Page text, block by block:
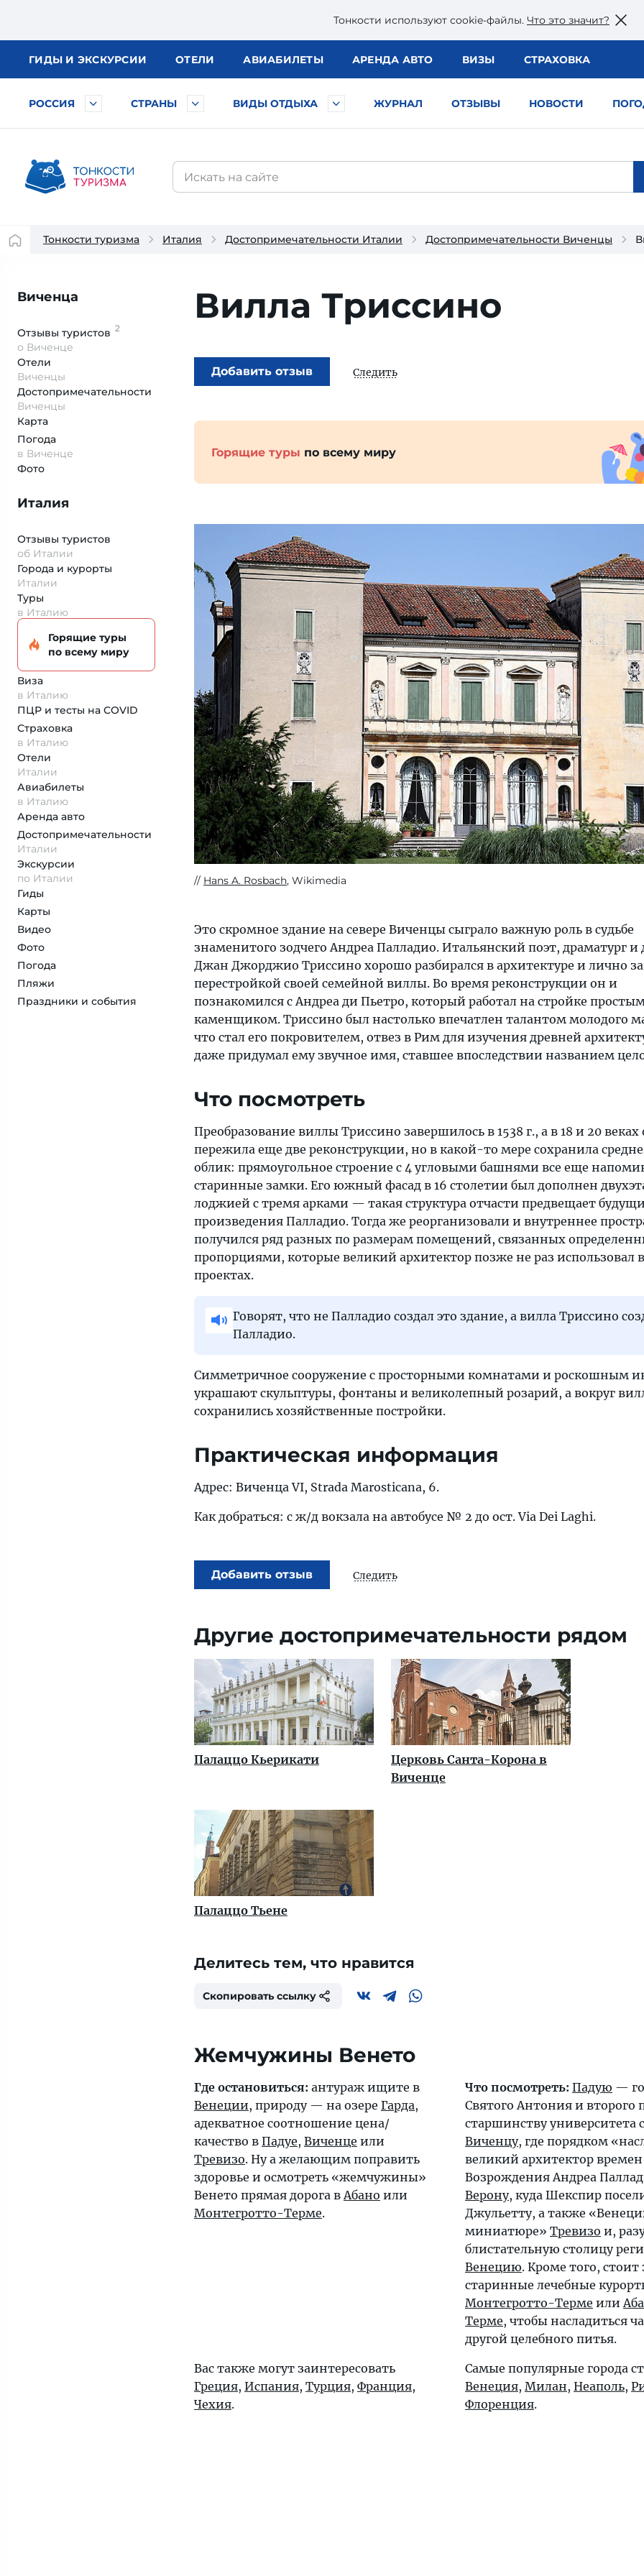
Тонкости используют сookie-файлы. Что это значит?
ГИДЫ И ЭКСКУРСИИ ОТЕЛИ АВИАБИЛЕТЫ АРЕНДА АВТО ВИЗЫ СТРАХОВКА
РОССИЯ СТРАНЫ ВИДЫ ОТДЫХА ЖУРНАЛ ОТЗЫВЫ НОВОСТИ
Тонкости туризма Италия Достопримечательности Италии Достопримечательности Виченцы
Виченца
Отзывы туристов 2
о Виченце
Отели
Виченцы
Достопримеча­тельности
Виченцы
Карта
Погода
в Виченце
Фото
Италия
Отзывы туристов
об Италии
Города и курорты
Италии
Туры
в Италию
Горящие туры
по всему миру
Виза
в Италию
ПЦР и тесты на COVID
Страховка
в Италию
Отели
Италии
Авиабилеты
в Италию
Аренда авто
Достопримеча­тельности
Италии
Экскурсии
по Италии
Гиды
Карты
Видео
Фото
Погода
Пляжи
Праздники и события
Вилла Триссино
Добавить отзыв Следить
Горящие туры по всему миру
Hans A. Rosbach, Wikimedia
Это скромное здание на севере Виченцы сыграло важную роль в судьбе
знаменитого зодчего Андреа Палладио. Итальянский поэт, драматург
Джан Джорджио Триссино хорошо разбирался в архитектуре и лично
перестройкой своей семейной виллы. Во время реконструкции он и
познакомился с Андреа ди Пьетро, который работал на стройке
каменщиком. Триссино был настолько впечатлен талантом молодого
что стал его покровителем, отвез в Рим для изучения древней
даже придумал ему звучное имя, ставшее впоследствии названием
Что посмотреть
Преобразование виллы Триссино завершилось в 1538 г., а в 18 и 20 веках
пережила еще две реконструкции, но в какой-то мере сохранила
облик: прямоугольное строение с 4 угловыми башнями все еще
старинные замки. Его южный фасад в 16 столетии был дополнен
лоджией с тремя арками — такая структура отчасти предвещает
произведения Палладио. Тогда же реорганизовали и внутреннее
получился ряд разных по размерам помещений, связанных
пропорциями, которые великий архитектор позже не раз использовал
проектах.
Говорят, что не Палладио создал это здание, а вилла Триссино
Палладио.
Симметричное сооружение с просторными комнатами и роскошным
украшают скульптуры, фонтаны и великолепный розарий, а вокруг
сохранились хозяйственные постройки.
Практическая информация
Адрес: Виченца VI, Strаda Marosticana, 6.
Как добраться: с ж/д вокзала на автобусе № 2 до ост. Via Dei Laghi.
Добавить отзыв Следить
Другие достопримечательности рядом
Палаццо Кьерикати
Церковь Санта-Корона в
Виченце
Палаццо Тьене
Делитесь тем, что нравится
Скопировать ссылку
Жемчужины Венето
Где остановиться: антураж ищите в
Венеции, природу — на озере Гарда,
адекватное соотношение цена/
качество в Падуе, Виченце или
Тревизо. Ну а желающим поправить
здоровье и осмотреть «жемчужины»
Венето прямая дорога вАбано или
Монтегротто-Терме.
Что посмотреть: Падую —
Святого Антония и второго
старшинству университета
Виченцу, где порядком
великий архитектор времен
Возрождения Андреа
Верону, куда Шекспир
Джульетту, а также
миниатюре» Тревизо и,
блистательную столицу
Венецию. Кроме того, стоит
старинные лечебные
Монтегротто-Терме или
Терме, чтобы насладиться
другой целебного питья.
Вас также могут заинтересовать
Греция, Испания, Турция, Франция,
Чехия.
Самые популярные города
Венеция, Милан, Неаполь,
Флоренция.